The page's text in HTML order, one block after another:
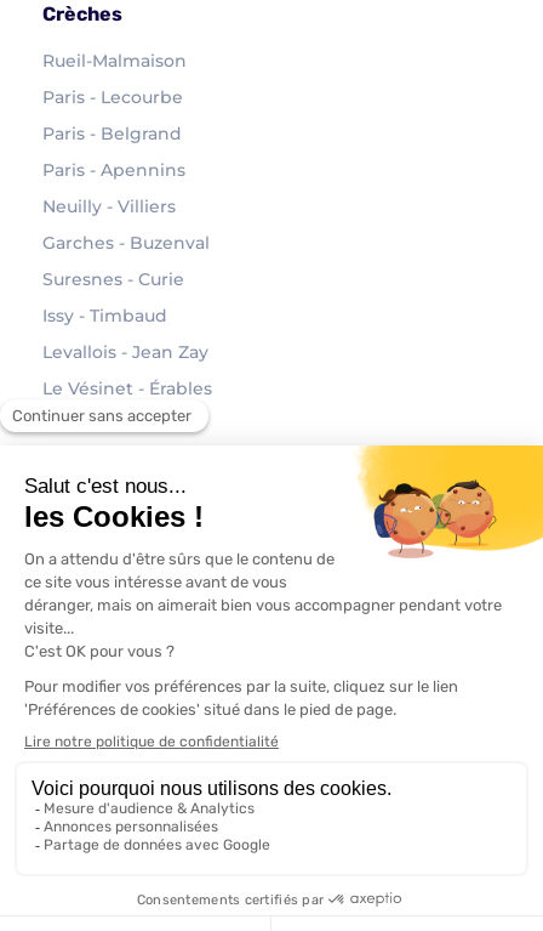
Crèches
Rueil-Malmaison
Paris - Lecourbe
Paris - Belgrand
Paris - Apennins
Neuilly - Villiers
Garches - Buzenval
Suresnes - Curie
Issy - Timbaud
Levallois - Jean Zay
Le Vésinet - Érables
Contact
Politique de confidentialité
Modifier vos préférences en matière de cookies
Designed with love bymimos.